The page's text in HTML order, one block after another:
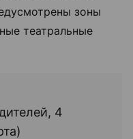
зоны
театральные
4